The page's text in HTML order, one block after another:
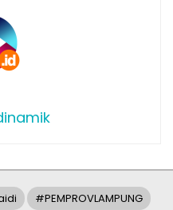
#PEMPROVLAMPUNG